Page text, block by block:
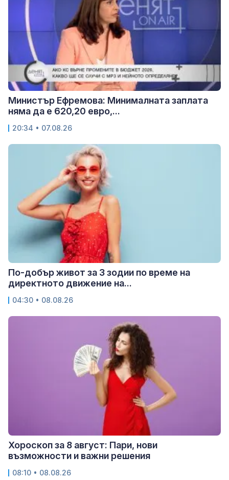
Министър Ефремова: Минималната заплата
няма да е 620,20 евро,...
20:34 • 07.08.26
По-добър живот за 3 зодии по време на
директното движение на...
04:30 • 08.08.26
Хороскоп за 8 август: Пари, нови
възможности и важни решения
08:10 • 08.08.26